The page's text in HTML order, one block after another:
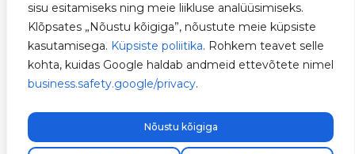
sisu esitamiseks ning meie liikluse analüüsimiseks.
Klõpsates „Nõustu kõigiga”, nõustute meie küpsiste
kasutamisega. Küpsiste poliitika. Rohkem teavet selle
kohta, kuidas Google haldab andmeid ettevõtete nimel
business.safety.google/privacy.
Nõustu kõigiga